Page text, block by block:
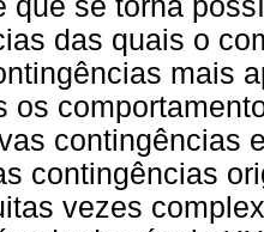
das quais o
mais
os
contingências
contingências
vezes